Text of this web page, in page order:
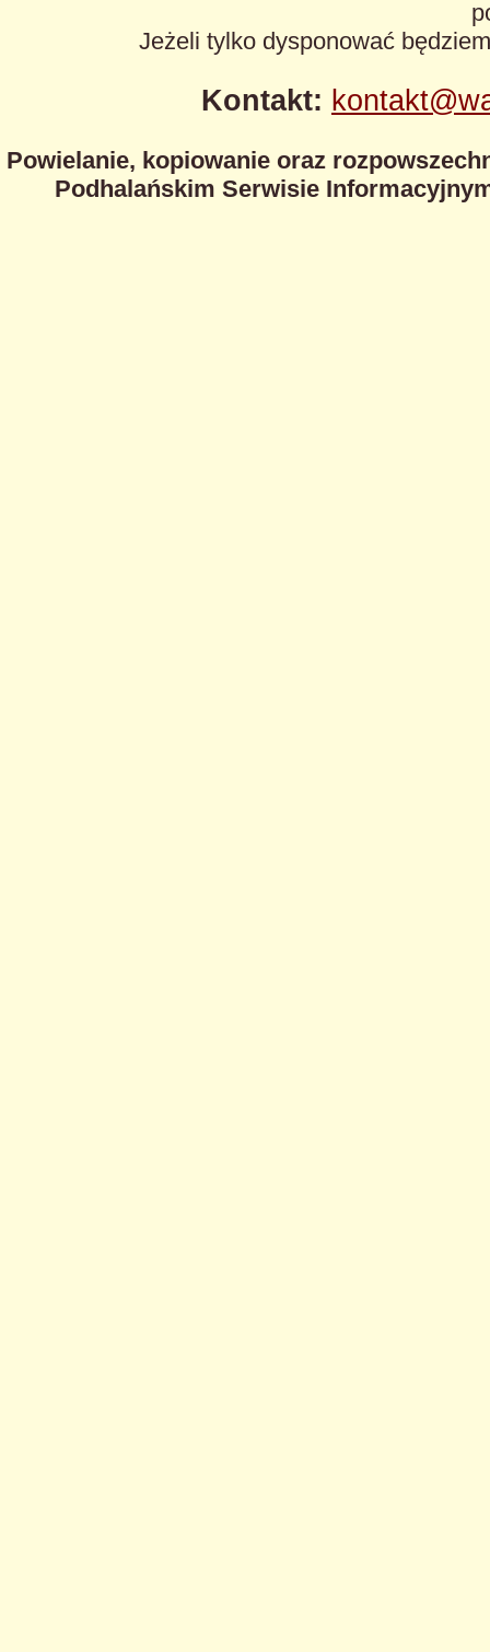
Jeżeli tylko dysponować
Kontakt:
Powielanie, kopiowanie oraz
Podhalańskim Serwisie